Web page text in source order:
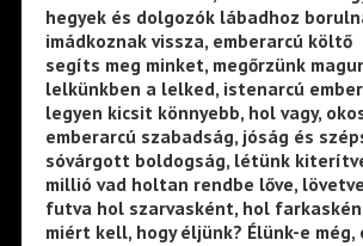
hegyek és dolgozók lábadhoz
imádkoznak vissza, emberarcú költő
segíts meg minket, megőrzünk
lelkünkben a lelked, istenarcú ember
legyen kicsit könnyebb, hol vagy,
emberarcú szabadság, jóság és
sóvárgott boldogság, létünk
millió vad holtan rendbe lőve,
futva hol szarvasként, hol
miért kell, hogy éljünk? Élünk-e még,